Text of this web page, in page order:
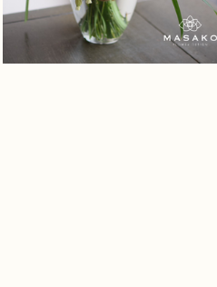
フラワーレッス トピックス